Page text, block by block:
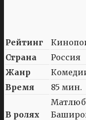
Рейтинг
Страна
Россия
Жанр
Время
85 мин.
В ролях